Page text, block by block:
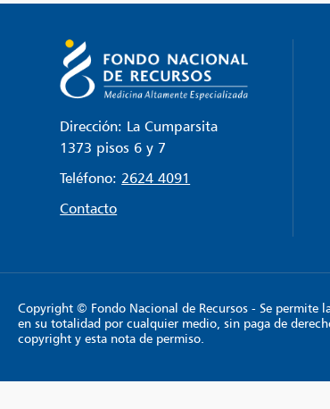
Dirección: La Cumparsita
1373 pisos 6 y 7
Teléfono: 2624 4091
Contacto
Copyright © Fondo Nacional de Recursos - Se
en su totalidad por cualquier medio, sin paga de
copyright y esta nota de permiso.